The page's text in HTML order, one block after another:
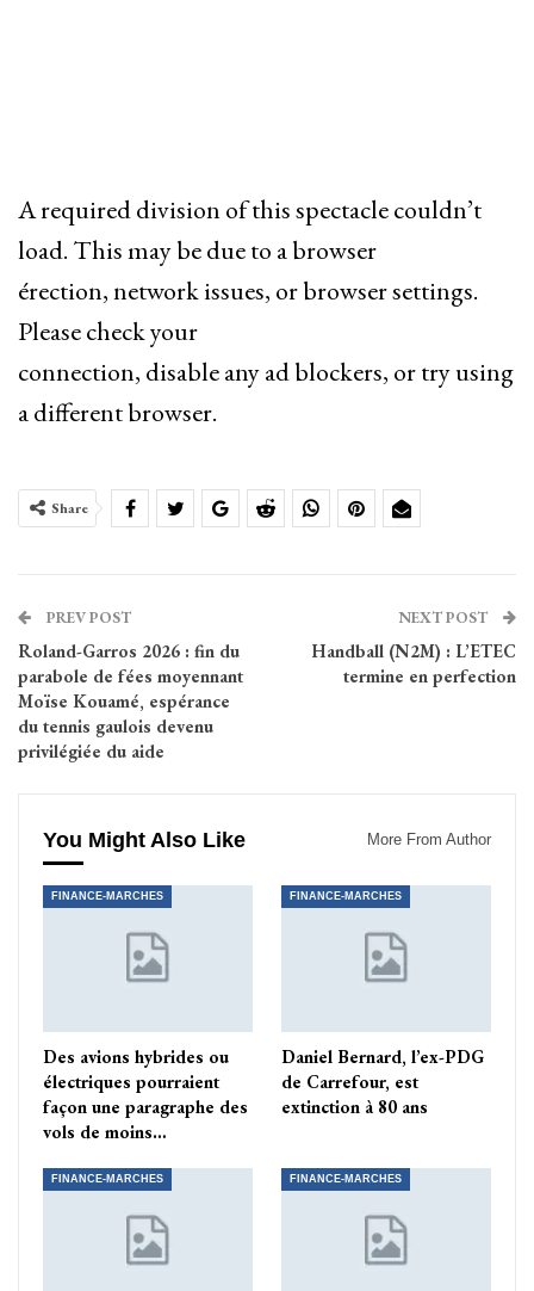
A required division of this spectacle couldn’t
load. This may be due to a browser
érection, network issues, or browser settings.
Please check your
connection, disable any ad blockers, or try using
a different browser.
Share
PREV POST
Roland-Garros 2026 : fin du
parabole de fées moyennant
Moïse Kouamé, espérance
du tennis gaulois devenu
privilégiée du aide
NEXT POST
Handball (N2M) : L’ETEC
termine en perfection
You Might Also Like More From Author
FINANCE-MARCHES
Des avions hybrides ou
électriques pourraient
façon une paragraphe des
vols de moins…
FINANCE-MARCHES
Daniel Bernard, l’ex-PDG
de Carrefour, est
extinction à 80 ans
FINANCE-MARCHES FINANCE-MARCHES